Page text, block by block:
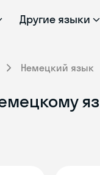
Другие языки
Немецкий язык